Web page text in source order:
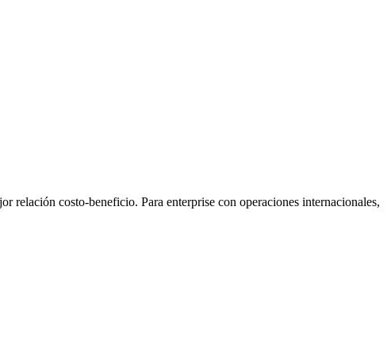
relación costo-beneficio. Para enterprise con operaciones internacionales,